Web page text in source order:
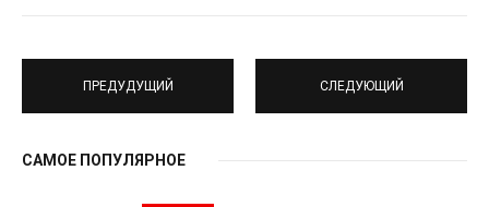
ПРЕДУДУЩИЙ СЛЕДУЮЩИЙ
САМОЕ ПОПУЛЯРНОЕ